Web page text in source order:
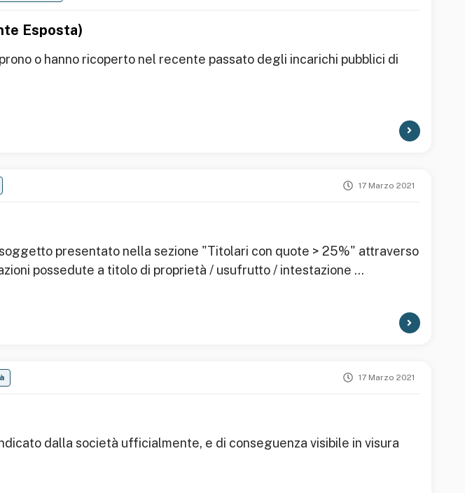
Esposta)
o hanno ricoperto nel recente passato degli incarichi pubblici di
17 Marzo 2021
presentato nella sezione "Titolari con quote > 25%" attraverso
possedute a titolo di proprietà / usufrutto / intestazione ...
17 Marzo 2021
dalla società ufficialmente, e di conseguenza visibile in visura